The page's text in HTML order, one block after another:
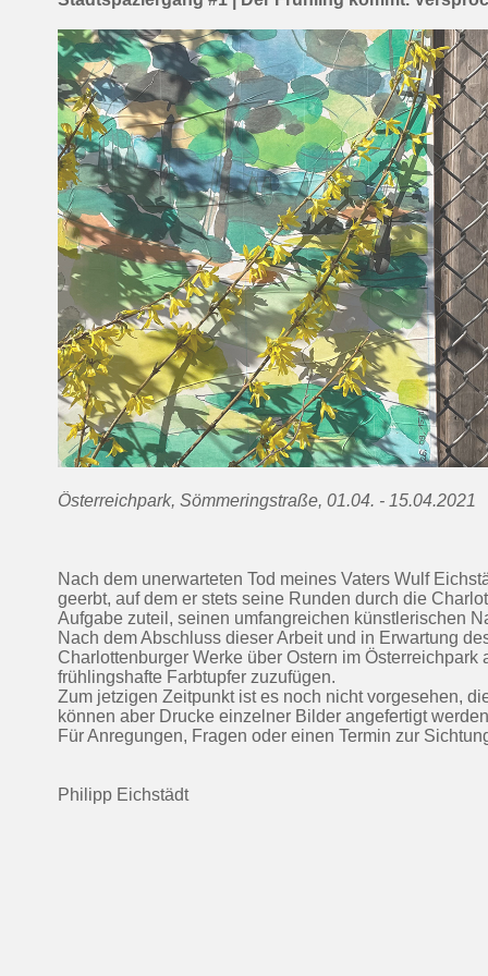
Österreichpark, Sömmeringstraße, 01.04. - 15.04.2021
Nach dem unerwarteten Tod meines Vaters Wulf
geerbt, auf dem er stets seine Runden durch die
Aufgabe zuteil, seinen umfangreichen künstlerischen
Nach dem Abschluss dieser Arbeit und in Erwartung
Charlottenburger Werke über Ostern im
frühlingshafte Farbtupfer zuzufügen.
Zum jetzigen Zeitpunkt ist es noch nicht vorgesehen,
können aber Drucke einzelner Bilder angefertigt
Für Anregungen, Fragen oder einen Termin zur
Philipp Eichstädt